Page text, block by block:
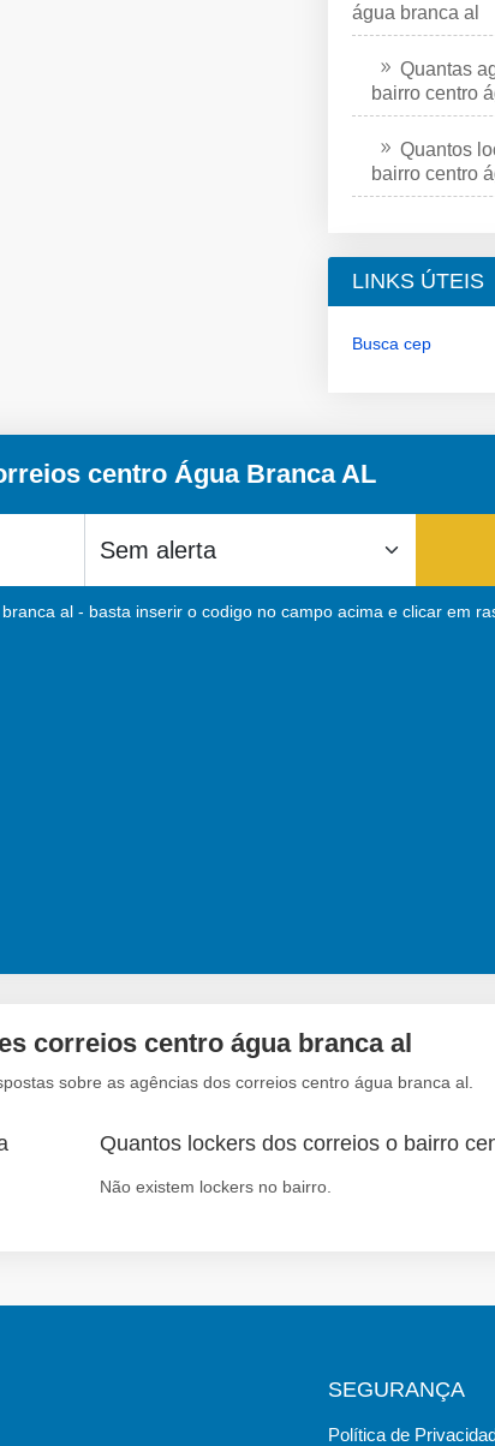
água branca al
Quantas
bairro centro
Quantos
bairro centro
LINKS ÚTEIS
Busca cep
centro Água Branca AL
al - basta inserir o codigo no campo acima e clicar em
correios centro água branca al
sobre as agências dos correios centro água branca al.
Quantos lockers dos correios o bairro
Não existem lockers no bairro.
SEGURANÇA
Política de